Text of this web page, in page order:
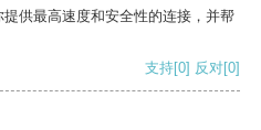
供最高速度和安全性的连接，并帮
支持[0] 反对[0]